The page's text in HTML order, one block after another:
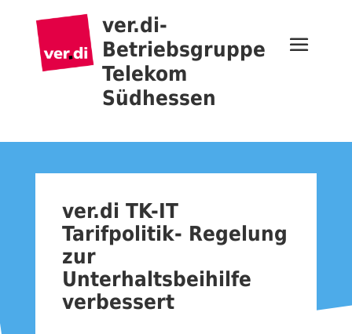
ver.di-
Betriebsgruppe
Telekom
Südhessen
ver.di TK-IT
Tarifpolitik- Regelung
zur
Unterhaltsbeihilfe
verbessert